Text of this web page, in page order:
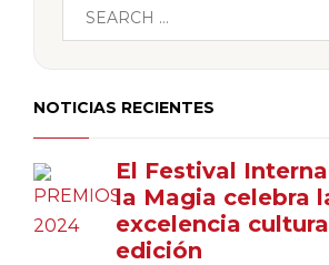
NOTICIAS RECIENTES
El Festival
la Magia celebra
excelencia
edición